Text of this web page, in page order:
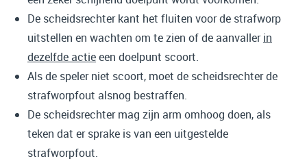
De scheidsrechter kant het fluiten voor de strafworp
uitstellen en wachten om te zien of de aanvallerin
dezelfde actieeen doelpunt scoort.
Als de speler niet scoort, moet de scheidsrechter de
strafworpfout alsnog bestraffen.
De scheidsrechter mag zijn arm omhoog doen, als
teken dat er sprake is van een uitgestelde
strafworpfout.